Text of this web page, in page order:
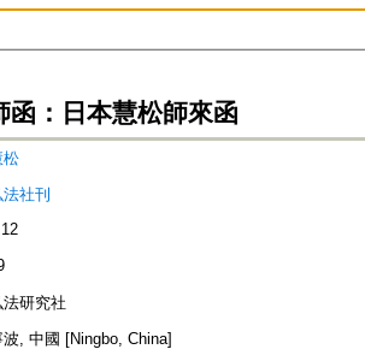
函：日本慧松師來函
松
社刊
法研究社
波, 中國 [Ningbo, China]